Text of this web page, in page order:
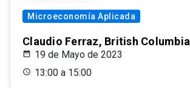
Microeconomía Aplicada
Claudio Ferraz, British Columbia
19 de Mayo de 2023
13:00 a 15:00